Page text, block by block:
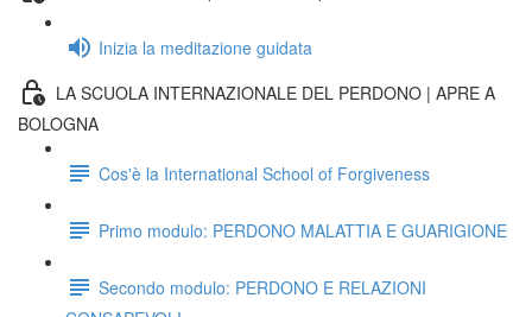
Inizia la meditazione guidata
LA SCUOLA INTERNAZIONALE DEL PERDONO | APRE A
BOLOGNA
Cos'è la International School of Forgiveness
Primo modulo: PERDONO MALATTIA E GUARIGIONE
Secondo modulo: PERDONO E RELAZIONI